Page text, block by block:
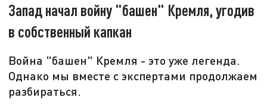
Запад начал войну "башен" Кремля, угодив
в собственный капкан
Война "башен" Кремля - это уже легенда.
Однако мы вместе с экспертами продолжаем
разбираться.